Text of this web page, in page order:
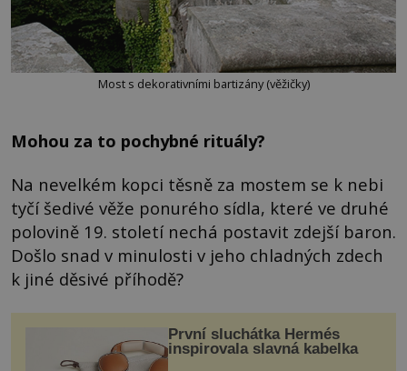
Most s dekorativními bartizány (věžičky)
Mohou za to pochybné rituály?
Na nevelkém kopci těsně za mostem se k nebi
tyčí šedivé věže ponurého sídla, které ve druhé
polovině 19. století nechá postavit zdejší baron.
Došlo snad v minulosti v jeho chladných zdech
k jiné děsivé příhodě?
První sluchátka Hermés
inspirovala slavná kabelka